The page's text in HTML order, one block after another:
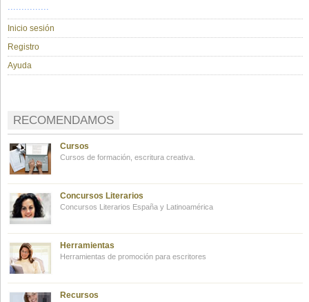
...............
Inicio sesión
Registro
Ayuda
RECOMENDAMOS
Cursos
Cursos de formación, escritura creativa.
Concursos Literarios
Concursos Literarios España y Latinoamérica
Herramientas
Herramientas de promoción para escritores
Recursos